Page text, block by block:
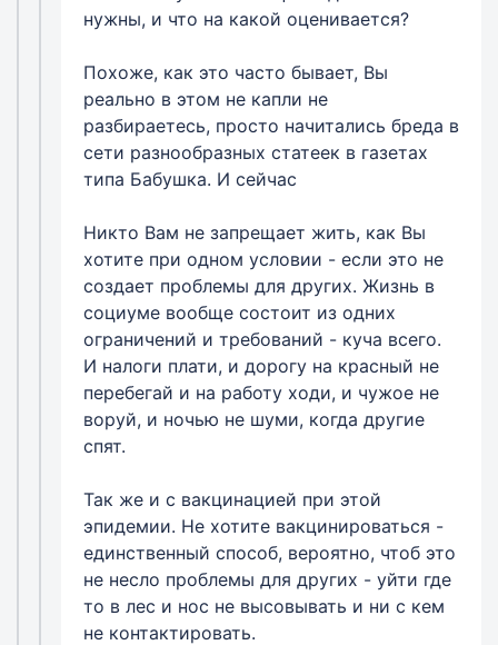
нужны, и что на какой оценивается?
Похоже, как это часто бывает, Вы
реально в этом не капли не
разбираетесь, просто начитались бреда в
сети разнообразных статеек в газетах
типа Бабушка. И сейчас
Никто Вам не запрещает жить, как Вы
хотите при одном условии - если это не
создает проблемы для других. Жизнь в
социуме вообще состоит из одних
ограничений и требований - куча всего.
И налоги плати, и дорогу на красный не
перебегай и на работу ходи, и чужое не
воруй, и ночью не шуми, когда другие
спят.
Так же и с вакцинацией при этой
эпидемии. Не хотите вакцинироваться -
единственный способ, вероятно, чтоб это
не несло проблемы для других - уйти где
то в лес и нос не высовывать и ни с кем
не контактировать.